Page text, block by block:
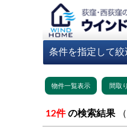
12件 の検索結果